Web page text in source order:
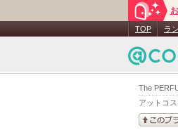
The
アットコス
TOP ラ